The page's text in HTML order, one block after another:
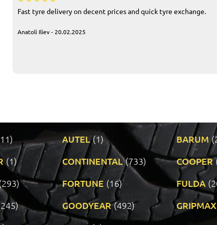
Fast tyre delivery on decent prices and quick tyre exchange.
Anatoli Iliev - 20.02.2025
AUTEL (1) BARUM
(1) CONTINENTAL (733) COOPER
FORTUNE (16) FULDA
GOODYEAR (492) GRIPMAX